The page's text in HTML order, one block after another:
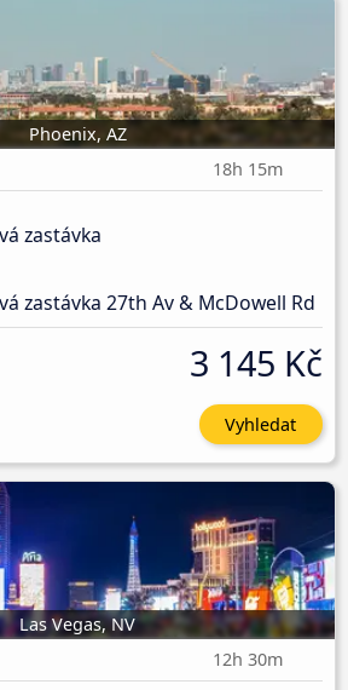
Phoenix, AZ
18h 15m
zastávka
zastávka 27th Av & McDowell Rd
3 145 Kč
Vyhledat
Las Vegas, NV
12h 30m